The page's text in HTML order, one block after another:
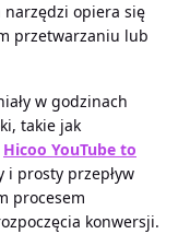
narzędzi opiera się
przetwarzaniu lub
w godzinach
takie jak
Hicoo YouTube to
i prosty przepływ
procesem
konwersji.